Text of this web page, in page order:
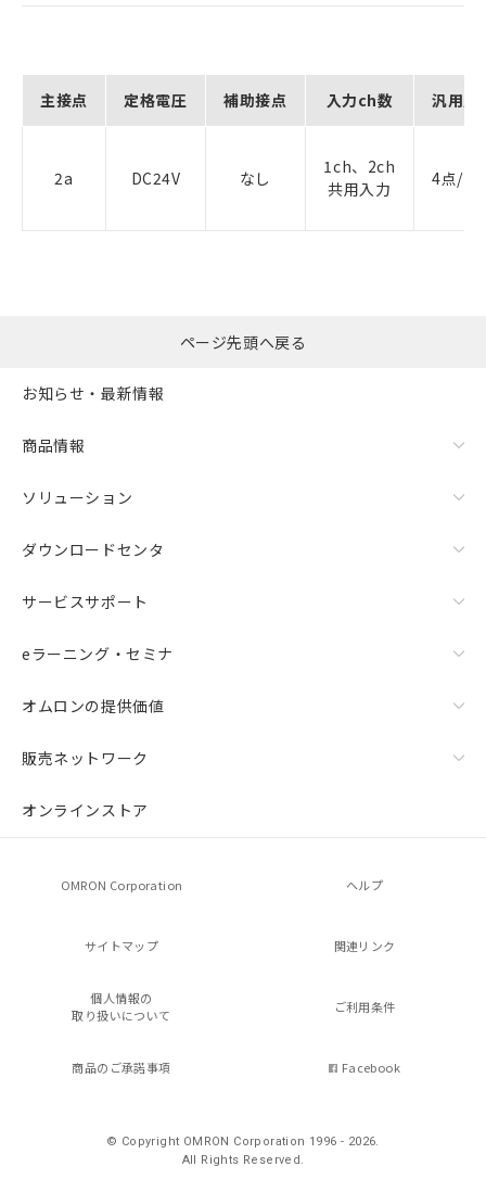
主接点 定格電圧 補助接点 入力ch数 汎用入
2a DC24V なし
1ch、2ch
共用入力
4点/コ
ページ先頭へ戻る
お知らせ・最新情報
商品情報
ソリューション
ダウンロードセンタ
サービスサポート
eラーニング・セミナ
オムロンの提供価値
販売ネットワーク
オンラインストア
OMRON Corporation ヘルプ
サイトマップ 関連リンク
個人情報の
取り扱いについて
ご利用条件
商品のご承諾事項 Facebook
© Copyright OMRON Corporation 1996 - 2026.
All Rights Reserved.